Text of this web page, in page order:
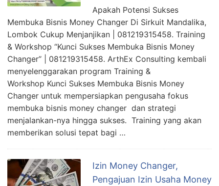
Apakah Potensi Sukses
Membuka Bisnis Money Changer Di Sirkuit Mandalika,
Lombok Cukup Menjanjikan | 081219315458. Training
& Workshop “Kunci Sukses Membuka Bisnis Money
Changer” | 081219315458. ArthEx Consulting kembali
menyelenggarakan program Training &
Workshop Kunci Sukses Membuka Bisnis Money
Changer untuk mempersiapkan pengusaha fokus
membuka bisnis money changer dan strategi
menjalankan-nya hingga sukses. Training yang akan
memberikan solusi tepat bagi …
Izin Money Changer,
Pengajuan Izin Usaha Money